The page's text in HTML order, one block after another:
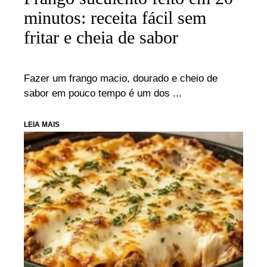
minutos: receita fácil sem
fritar e cheia de sabor
Fazer um frango macio, dourado e cheio de
sabor em pouco tempo é um dos ...
LEIA MAIS